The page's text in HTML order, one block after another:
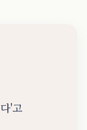
'고